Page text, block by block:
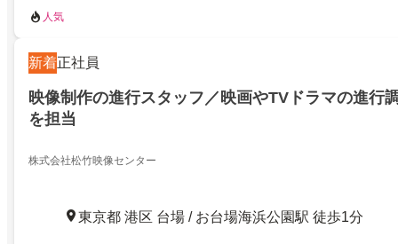
人気
新着正社員
映像制作の進行スタッフ／映画やTVドラマの進行
を担当
株式会社松竹映像センター
東京都 港区 台場 / お台場海浜公園駅 徒歩1分